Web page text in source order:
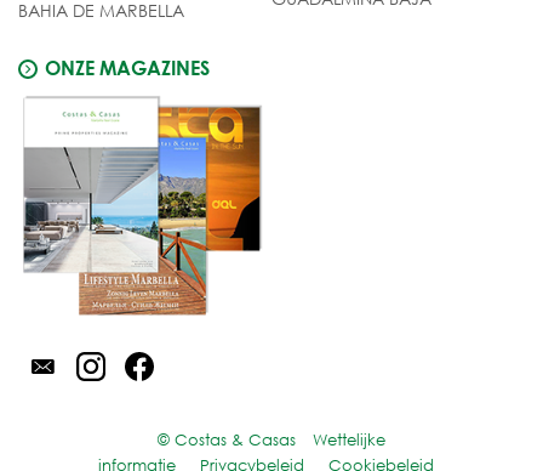
BAHIA DE MARBELLA
ONZE MAGAZINES
© Costas & Casas
Wettelijke
informatie
Privacybeleid Cookiebeleid